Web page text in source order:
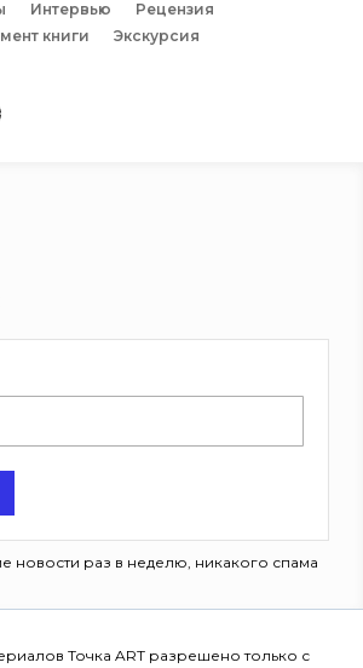
Интервью
Рецензия
книги Экскурсия
новости раз в неделю, никакого спама
Точка ART разрешено только с